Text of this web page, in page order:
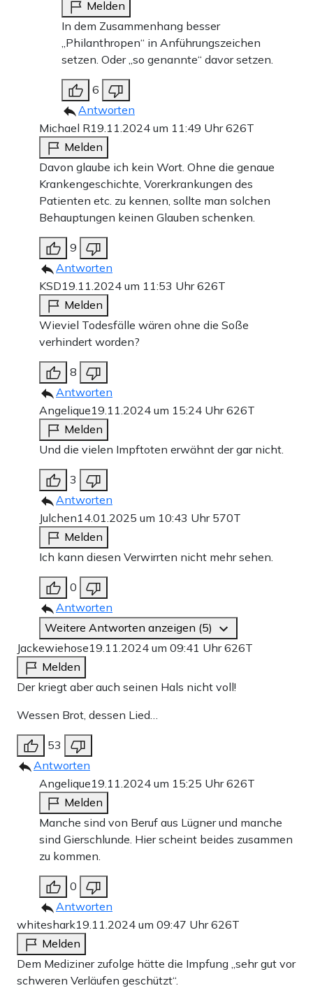
Melden
In dem Zusammenhang besser
„Philanthropen“ in Anführungszeichen
setzen. Oder „so genannte“ davor setzen.
6
Antworten
Michael R19.11.2024 um 11:49 Uhr626T
Melden
Davon glaube ich kein Wort. Ohne die genaue
Krankengeschichte, Vorerkrankungen des
Patienten etc. zu kennen, sollte man solchen
Behauptungen keinen Glauben schenken.
9
Antworten
KSD19.11.2024 um 11:53 Uhr626T
Melden
Wieviel Todesfälle wären ohne die Soße
verhindert worden?
8
Antworten
Angelique19.11.2024 um 15:24 Uhr626T
Melden
Und die vielen Impftoten erwähnt der gar nicht.
3
Antworten
Julchen14.01.2025 um 10:43 Uhr 570T
Melden
Ich kann diesen Verwirrten nicht mehr sehen.
0
Antworten
Weitere Antworten anzeigen (5)
Jackewiehose19.11.2024 um 09:41 Uhr626T
Melden
Der kriegt aber auch seinen Hals nicht voll!
Wessen Brot, dessen Lied…
53
Antworten
Angelique19.11.2024 um 15:25 Uhr626T
Melden
Manche sind von Beruf aus Lügner und manche
sind Gierschlunde. Hier scheint beides zusammen
zu kommen.
0
Antworten
whiteshark19.11.2024 um 09:47 Uhr626T
Melden
Dem Mediziner zufolge hätte die Impfung „sehr gut vor
schweren Verläufen geschützt“.